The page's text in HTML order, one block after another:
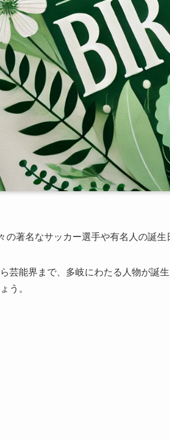
の著名なサッカー選手や有名人の誕生
芸能界まで、多岐にわたる人物が誕
う。